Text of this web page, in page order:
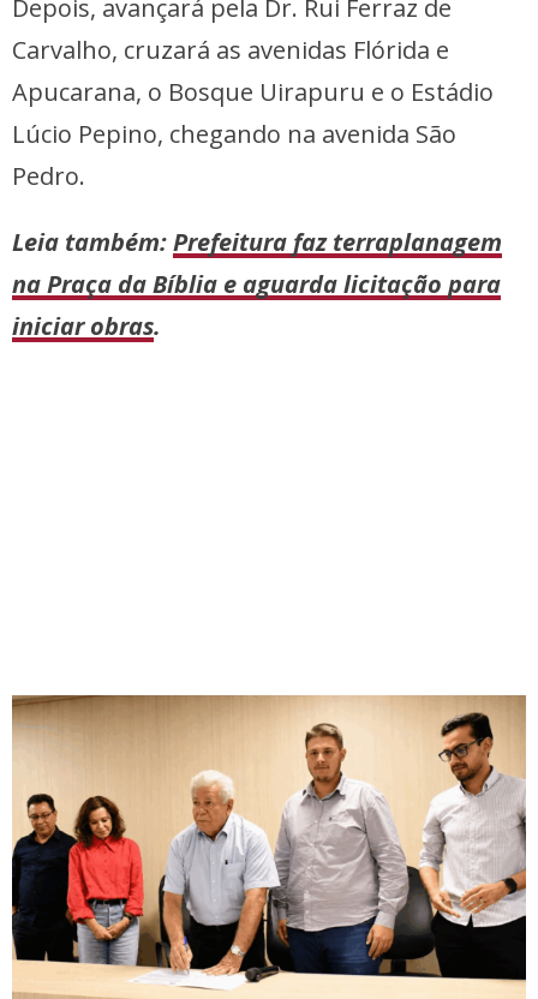
Depois, avançará pela Dr. Rui Ferraz de
Carvalho, cruzará as avenidas Flórida e
Apucarana, o Bosque Uirapuru e o Estádio
Lúcio Pepino, chegando na avenida São
Pedro.
Leia também:Prefeitura faz terraplanagem
na Praça da Bíblia e aguarda licitação para
iniciar obras.